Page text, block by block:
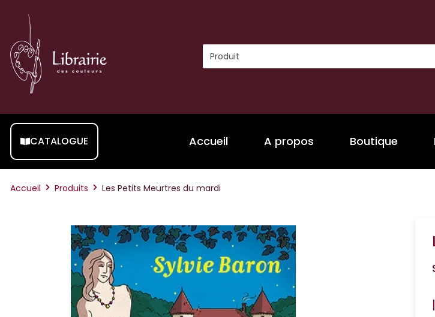
CATALOGUE Accueil A propos Boutique
Accueil Produits Les Petits Meurtres du mardi
|